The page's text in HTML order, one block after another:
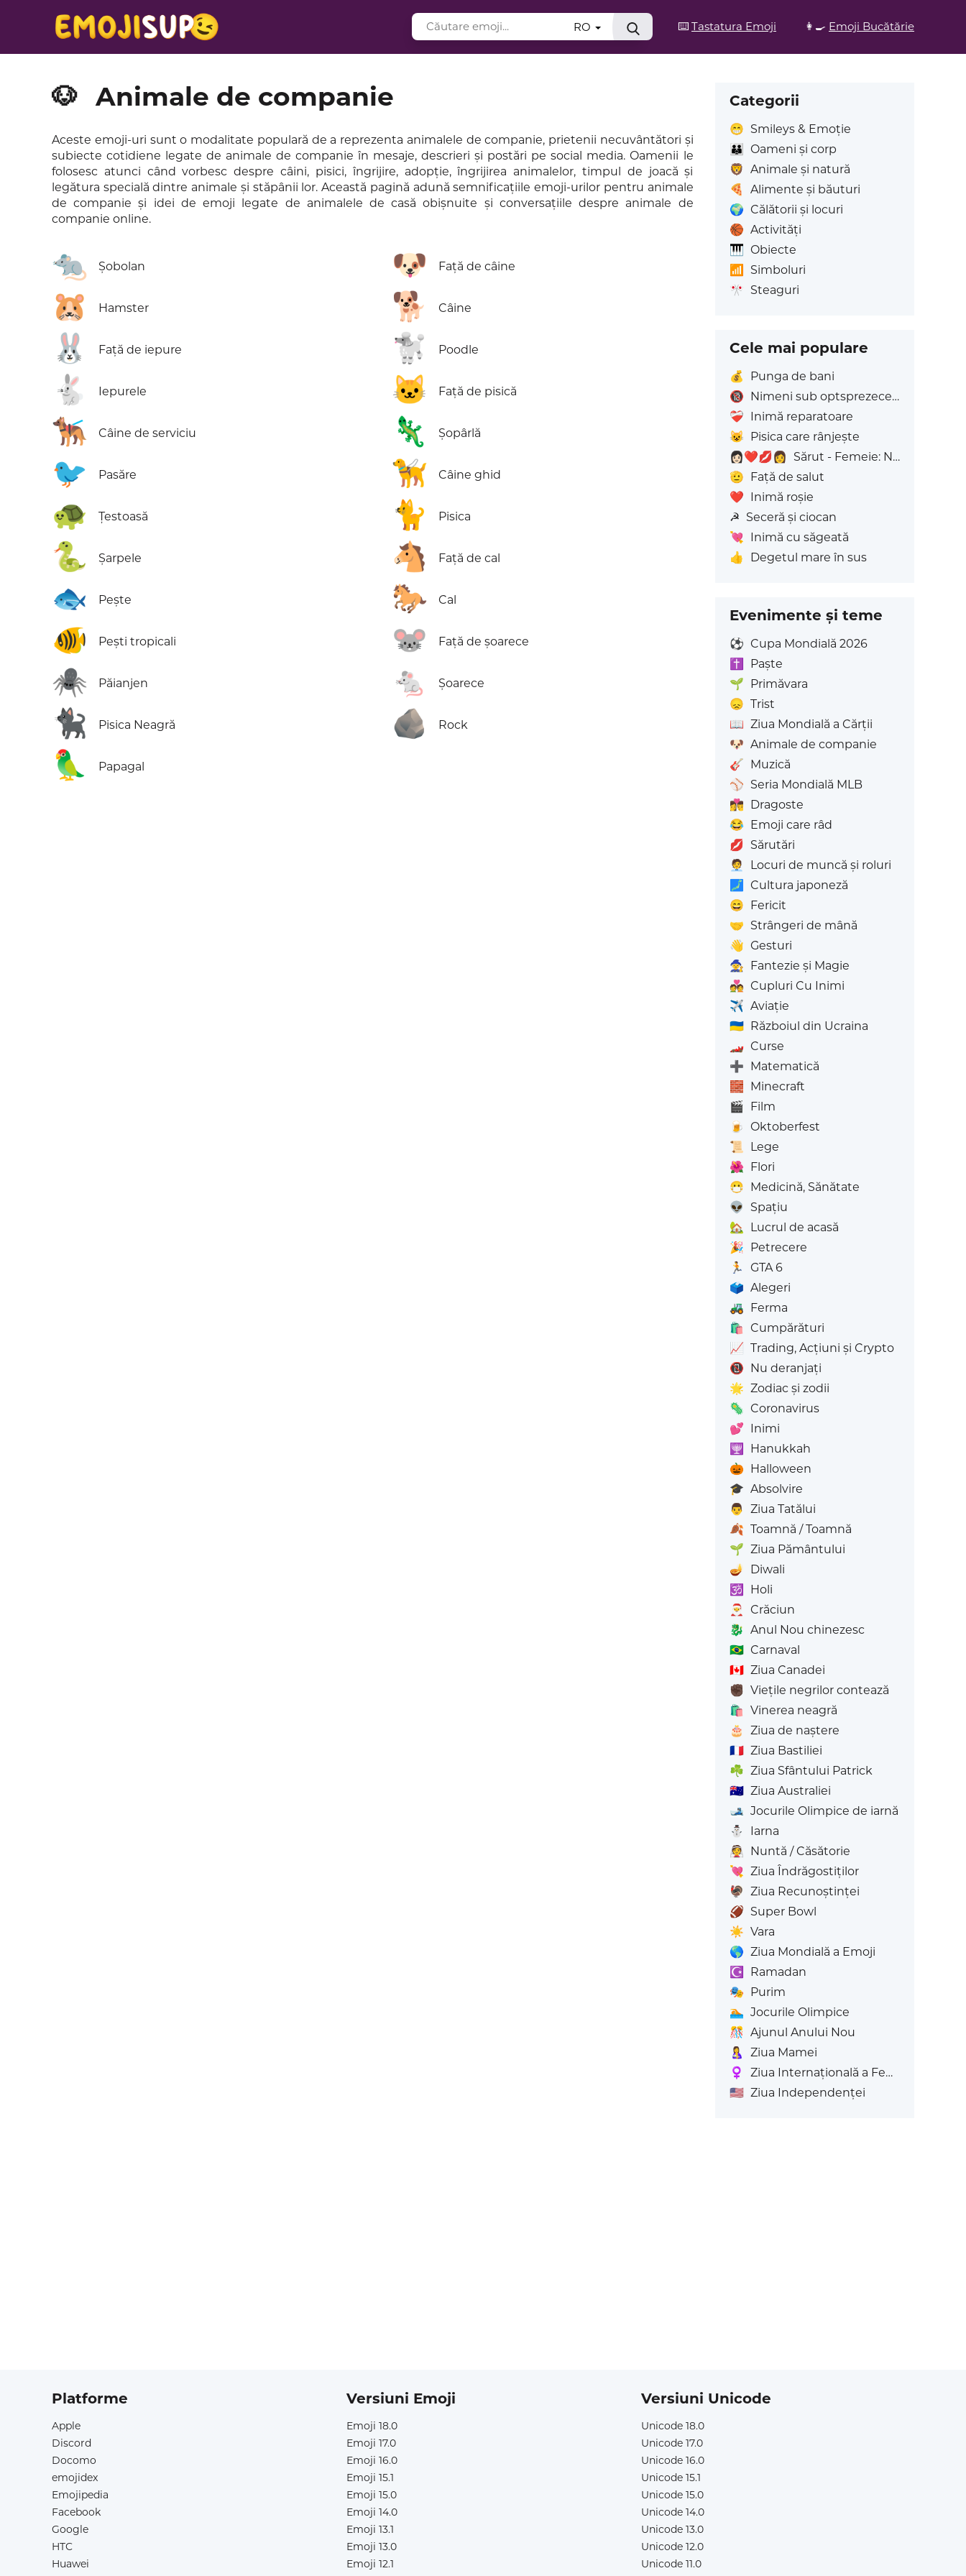
⌨️ Tastatura Emoji 👩‍🍳 Emoji Bucătărie
RO
🐶 Animale de companie
Aceste emoji-uri sunt o modalitate populară de a reprezenta animalele de companie, prietenii necuvântători și
subiecte cotidiene legate de animale de companie în mesaje, descrieri și postări pe social media. Oamenii le
folosesc atunci când vorbesc despre câini, pisici, îngrijire, adopție, îngrijirea animalelor, timpul de joacă și
legătura specială dintre animale și stăpânii lor. Această pagină adună semnificațiile emoji-urilor pentru animale
de companie și idei de emoji legate de animalele de casă obișnuite și conversațiile despre animale de
companie online.
🐀 Șobolan
🐹 Hamster
🐰 Față de iepure
🐇 Iepurele
🐕‍🦺 Câine de serviciu
🐦 Pasăre
🐢 Țestoasă
🐍 Șarpele
🐟 Pește
🐠 Pești tropicali
🕷️ Păianjen
🐈‍⬛ Pisica Neagră
🦜 Papagal
🐶 Față de câine
🐕 Câine
🐩 Poodle
🐱 Față de pisică
🦎 Șopârlă
🦮 Câine ghid
🐈 Pisica
🐴 Față de cal
🐎 Cal
🐭 Față de șoarece
🐁 Șoarece
🪨 Rock
Categorii
😁 Smileys & Emoție
👪
Oameni și corp
🦁 Animale și natură
🍕
Alimente și băuturi
🌍 Călătorii și locuri
🏀 Activități
🎹 Obiecte
📶
Simboluri
🎌 Steaguri
Cele mai populare
💰
Punga de bani
🔞 Nimeni sub optsprezece ani
❤️‍🩹 Inimă reparatoare
😺 Pisica care rânjește
👩🏻‍❤️‍💋‍👩
Sărut - Femeie: Nuanță deschisă a pielii, Femeie: Fără Ton de Piele
🫡 Față de salut
❤️ Inimă roșie
☭ Seceră și ciocan
💘 Inimă cu săgeată
👍
Degetul mare în sus
Evenimente și teme
⚽ Cupa Mondială 2026
✝️
Paște
🌱 Primăvara
😞 Trist
📖 Ziua Mondială a Cărții
🐶 Animale de companie
🎸 Muzică
⚾ Seria Mondială MLB
👩‍❤️‍💋‍👨 Dragoste
😂 Emoji care râd
💋 Sărutări
🧑‍💼
Locuri de muncă și roluri
🗾 Cultura japoneză
😄 Fericit
🤝 Strângeri de mână
👋 Gesturi
🧙 Fantezie și Magie
💑 Cupluri Cu Inimi
✈️ Aviaţie
🇺🇦 Războiul din Ucraina
🏎️ Curse
➕ Matematică
🧱 Minecraft
🎬 Film
🍺
Oktoberfest
📜
Lege
🌺 Flori
😷 Medicină, Sănătate
👽
Spațiu
🏡
Lucrul de acasă
🎉 Petrecere
🏃
GTA 6
🗳️ Alegeri
🚜 Ferma
🛍️ Cumpărături
📈 Trading, Acțiuni și Crypto
📵 Nu deranjați
🌟 Zodiac și zodii
🦠 Coronavirus
💕 Inimi
🕎
Hanukkah
🎃 Halloween
🎓 Absolvire
👨 Ziua Tatălui
🍂 Toamnă / Toamnă
🌱 Ziua Pământului
🪔
Diwali
🕉️
Holi
🎅
Crăciun
🐉 Anul Nou chinezesc
🇧🇷 Carnaval
🇨🇦 Ziua Canadei
✊🏿 Viețile negrilor contează
🛍️ Vinerea neagră
🎂
Ziua de naștere
🇫🇷 Ziua Bastiliei
☘️ Ziua Sfântului Patrick
🇦🇺 Ziua Australiei
🎿 Jocurile Olimpice de iarnă
⛄
Iarna
👰 Nuntă / Căsătorie
💘 Ziua Îndrăgostiților
🦃 Ziua Recunoștinței
🏈 Super Bowl
☀️ Vara
🌎 Ziua Mondială a Emoji
☪️
Ramadan
🎭 Purim
🏊 Jocurile Olimpice
🎊 Ajunul Anului Nou
🤱
Ziua Mamei
♀️
Ziua Internațională a Femeii's
🇺🇸 Ziua Independenței
Platforme
Apple
Discord
Docomo
emojidex
Emojipedia
Facebook
Google
HTC
Huawei
Versiuni Emoji
Emoji 18.0
Emoji 17.0
Emoji 16.0
Emoji 15.1
Emoji 15.0
Emoji 14.0
Emoji 13.1
Emoji 13.0
Emoji 12.1
Versiuni Unicode
Unicode 18.0
Unicode 17.0
Unicode 16.0
Unicode 15.1
Unicode 15.0
Unicode 14.0
Unicode 13.0
Unicode 12.0
Unicode 11.0